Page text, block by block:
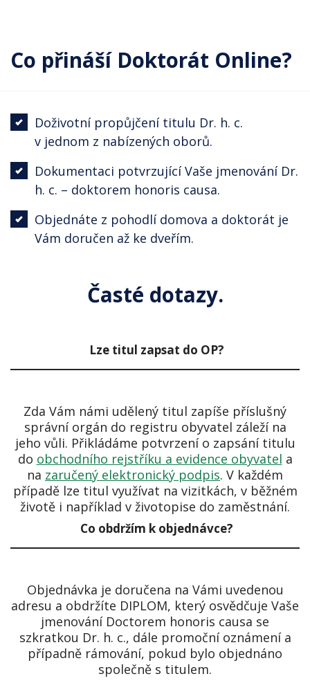
Co přináší Doktorát Online?
Doživotní propůjčení titulu Dr. h. c.
v jednom z nabízených oborů.
Dokumentaci potvrzující Vaše jmenování Dr.
h. c. – doktorem honoris causa.
Objednáte z pohodlí domova a doktorát je
Vám doručen až ke dveřím.
Časté dotazy.
Lze titul zapsat do OP?
Zda Vám námi udělený titul zapíše příslušný
správní orgán do registru obyvatel záleží na
jeho vůli. Přikládáme potvrzení o zapsání titulu
do obchodního rejstříku a evidence obyvatel a
na zaručený elektronický podpis. V každém
případě lze titul využívat na vizitkách, v běžném
životě i například v životopise do zaměstnání.
Co obdržím k objednávce?
Objednávka je doručena na Vámi uvedenou
adresu a obdržíte DIPLOM, který osvědčuje Vaše
jmenování Doctorem honoris causa se
szkratkou Dr. h. c., dále promoční oznámení a
případně rámování, pokud bylo objednáno
společně s titulem.